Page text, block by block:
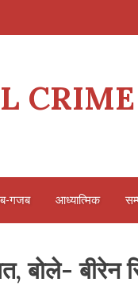
गजब आध्यात्मिक
बोले- बीरेन